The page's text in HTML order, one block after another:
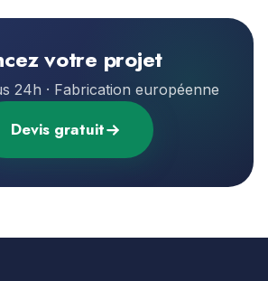
votre projet
24h · Fabrication européenne
Devis gratuit